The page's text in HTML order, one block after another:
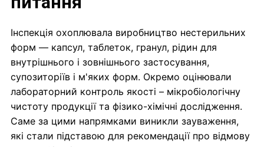
Інспекція охоплювала виробництво нестерильних
форм — капсул, таблеток, гранул, рідин для
внутрішнього і зовнішнього застосування,
супозиторіїв і м'яких форм. Окремо оцінювали
лабораторний контроль якості – мікробіологічну
чистоту продукції та фізико-хімічні дослідження.
Саме за цими напрямками виникли зауваження,
які стали підставою для рекомендації про відмову